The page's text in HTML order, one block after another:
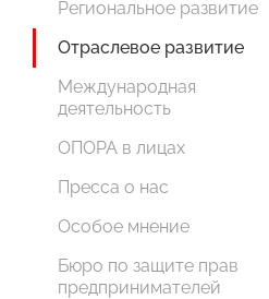
Региональное развитие
Отраслевое развитие
Международная
деятельность
ОПОРА в лицах
Пресса о нас
Особое мнение
Бюро по защите прав
предпринимателей